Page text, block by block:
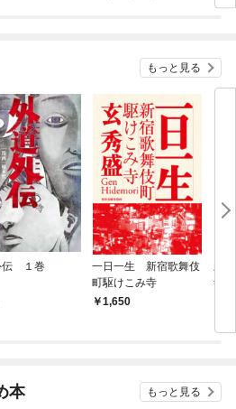
もっと見る
伝 １巻
一日一生 新宿歌舞伎
町駆けこみ寺
1,650
新
寺
本 もっと見る